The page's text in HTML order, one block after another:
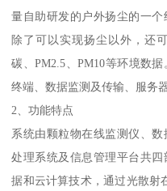
量自助研发的户外扬尘的一个
除了可以实现扬尘以外，还
碳、PM2.5、PM10等环境数
终端、数据监测及传输、服务
2、功能特点
系统由颗粒物在线监测仪、
处理系统及信息管理平台共
据和云计算技术，通过光散射